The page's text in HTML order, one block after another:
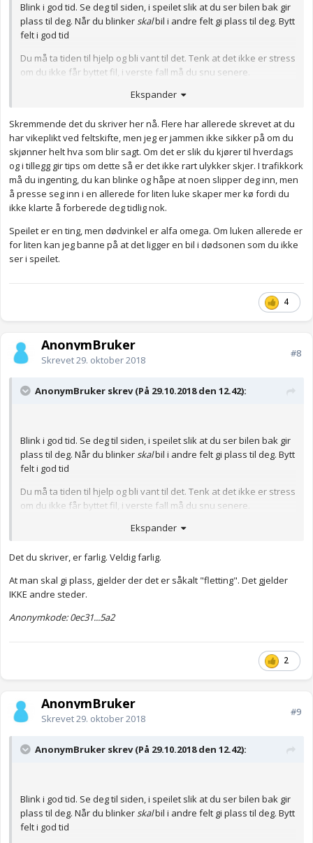
Blink i god tid. Se deg til siden, i speilet slik at du ser bilen bak gir
plass til deg. Når du blinkerskalbil i andre felt gi plass til deg. Bytt
felt i god tid
Du må ta tiden til hjelp og bli vant til det. Tenk at det ikke er stress
om du ikke får byttet fil, i verste fall må du snu senere.
Om trafikken er saktegående kan du begynne å blinke og etter
bilen som kommer litt bak i feltet stanse for å slippe deg inn, han
har vikeplikt. Spesielt ved trafikkork må man ofte presse seg inn
for mange gir deg ikke plass. Så du må begynne å svinge slik at
de andre ser at du mener det
Anonymkode: 5b12b...047
Ekspander
Skremmende det du skriver her nå. Flere har allerede skrevet at du
har vikeplikt ved feltskifte, men jeg er jammen ikke sikker på om du
skjønner helt hva som blir sagt. Om det er slik du kjører til hverdags
og i tillegg gir tips om dette så er det ikke rart ulykker skjer. I trafikkork
må du ingenting, du kan blinke og håpe at noen slipper deg inn, men
å presse seg inn i en allerede for liten luke skaper mer kø fordi du
ikke klarte å forberede deg tidlig nok.
Speilet er en ting, men dødvinkel er alfa omega. Om luken allerede er
for liten kan jeg banne på at det ligger en bil i dødsonen som du ikke
ser i speilet.
4
AnonymBruker
Skrevet29. oktober 2018
#8
AnonymBruker skrev (På 29.10.2018 den 12.42):
Blink i god tid. Se deg til siden, i speilet slik at du ser bilen bak gir
plass til deg. Når du blinkerskalbil i andre felt gi plass til deg. Bytt
felt i god tid
Du må ta tiden til hjelp og bli vant til det. Tenk at det ikke er stress
om du ikke får byttet fil, i verste fall må du snu senere.
Om trafikken er saktegående kan du begynne å blinke og etter
bilen som kommer litt bak i feltet stanse for å slippe deg inn, han
for mange gir deg ikke plass. Så du må begynne å svinge slik at
de andre ser at du mener det
Anonymkode: 5b12b...047
Ekspander
Det du skriver, er farlig. Veldig farlig.
At man skal gi plass, gjelder der det er såkalt "fletting". Det gjelder
IKKE andre steder.
Anonymkode: 0ec31...5a2
2
AnonymBruker
Skrevet29. oktober 2018
#9
AnonymBruker skrev (På 29.10.2018 den 12.42):
Blink i god tid. Se deg til siden, i speilet slik at du ser bilen bak gir
plass til deg. Når du blinkerskalbil i andre felt gi plass til deg. Bytt
felt i god tid